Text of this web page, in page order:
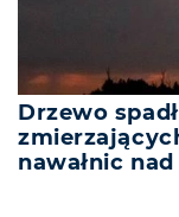
Drzewo
nawałnic